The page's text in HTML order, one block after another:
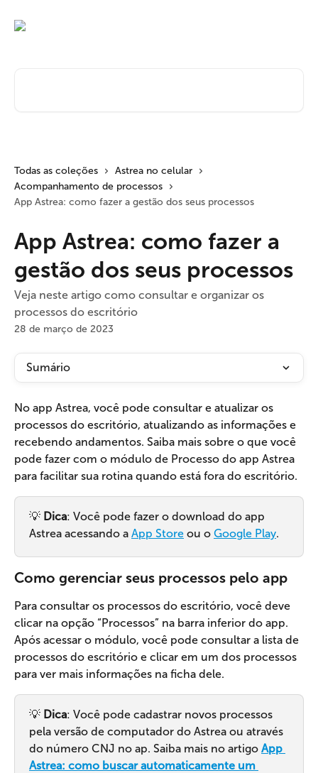
Todas as coleções
Astrea no celular
Acompanhamento de processos
App Astrea: como fazer a gestão dos seus processos
App Astrea: como fazer a
gestão dos seus processos
Veja neste artigo como consultar e organizar os
processos do escritório
28 de março de 2023
Sumário
No app Astrea, você pode consultar e atualizar os
processos do escritório, atualizando as informações e
recebendo andamentos. Saiba mais sobre o que você
pode fazer com o módulo de Processo do app Astrea
para facilitar sua rotina quando está fora do escritório.
💡 Dica: Você pode fazer o download do app
Astrea acessando a App Store ou o Google Play.
Como gerenciar seus processos pelo app
Para consultar os processos do escritório, você deve
clicar na opção “Processos” na barra inferior do app.
Após acessar o módulo, você pode consultar a lista de
processos do escritório e clicar em um dos processos
para ver mais informações na ficha dele.
💡 Dica: Você pode cadastrar novos processos
pela versão de computador do Astrea ou através
do número CNJ no ap. Saiba mais no artigo App
Astrea: como buscar automaticamente um